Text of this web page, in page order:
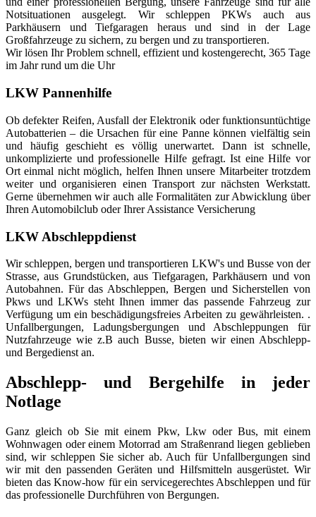
Notsituationen ausgelegt. Wir schleppen PKWs auch aus
Parkhäusern und Tiefgaragen heraus und sind in der Lage
Großfahrzeuge zu sichern, zu bergen und zu transportieren.
Wir lösen Ihr Problem schnell, effizient und kostengerecht, 365 Tage
im Jahr rund um die Uhr
LKW Pannenhilfe
Ob defekter Reifen, Ausfall der Elektronik oder funktionsuntüchtige
Autobatterien – die Ursachen für eine Panne können vielfältig sein
und häufig geschieht es völlig unerwartet. Dann ist schnelle,
unkomplizierte und professionelle Hilfe gefragt. Ist eine Hilfe vor
Ort einmal nicht möglich, helfen Ihnen unsere Mitarbeiter trotzdem
weiter und organisieren einen Transport zur nächsten Werkstatt.
Gerne übernehmen wir auch alle Formalitäten zur Abwicklung über
Ihren Automobilclub oder Ihrer Assistance Versicherung
LKW Abschleppdienst
Wir schleppen, bergen und transportieren LKW's und Busse von der
Strasse, aus Grundstücken, aus Tiefgaragen, Parkhäusern und von
Autobahnen. Für das Abschleppen, Bergen und Sicherstellen von
Pkws und LKWs steht Ihnen immer das passende Fahrzeug zur
Verfügung um ein beschädigungsfreies Arbeiten zu gewährleisten. .
Unfallbergungen, Ladungsbergungen und Abschleppungen für
Nutzfahrzeuge wie z.B auch Busse, bieten wir einen Abschlepp-
und Bergedienst an.
Abschlepp- und Bergehilfe in jeder
Notlage
Ganz gleich ob Sie mit einem Pkw, Lkw oder Bus, mit einem
Wohnwagen oder einem Motorrad am Straßenrand liegen geblieben
sind, wir schleppen Sie sicher ab. Auch für Unfallbergungen sind
wir mit den passenden Geräten und Hilfsmitteln ausgerüstet. Wir
bieten das Know-how für ein servicegerechtes Abschleppen und für
das professionelle Durchführen von Bergungen.